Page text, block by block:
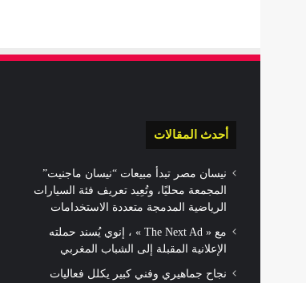
أحدث المقالات
نيسان مصر تبدأ مبيعات “نيسان ماجنيت”
المجمعة محليًا، وتُعِيد تعريف فئة السيارات
الرياضية المدمجة متعددة الاستخدامات
مع « The Next Ad » ، إنوي يُسند حملته
الإعلانية المقبلة إلى الشباب المغربي
نجاح جماهيري وفني كبير يكلل فعاليات